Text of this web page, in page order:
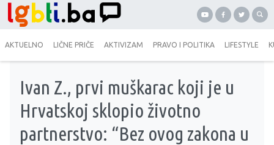
AKTUELNO LIČNE PRIČE AKTIVIZAM PRAVO I POLITIKA LIFESTYLE
Ivan Z., prvi muškarac koji je u
Hrvatskoj sklopio životno
partnerstvo: “Bez ovog zakona u